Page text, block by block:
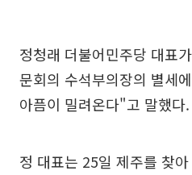
정청래 더불어민주당 대표
문회의 수석부의장의 별세
아픔이 밀려온다"고 말했다.
정 대표는 25일 제주를 찾